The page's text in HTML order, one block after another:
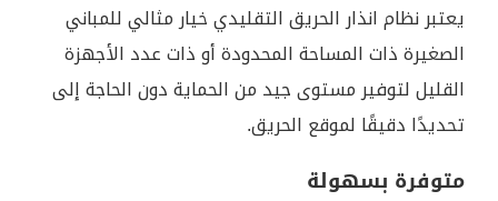
يعتبر نظام انذار الحريق التقليدي خيار مثالي للمباني
الصغيرة ذات المساحة المحدودة أو ذات عدد الأجهزة
القليل لتوفير مستوى جيد من الحماية دون الحاجة إلى
تحديدًا دقيقًا لموقع الحريق.
متوفرة بسهولة